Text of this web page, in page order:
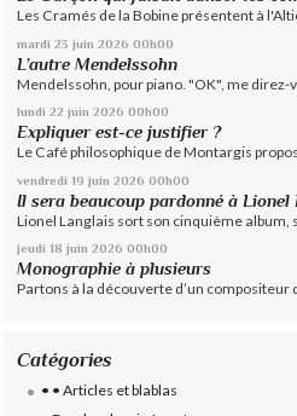
Les Cramés de la Bobine présentent à
mardi 23 juin 2026 00h00
L’autre Mendelssohn
Mendelssohn, pour piano. "OK", me direz-
lundi 22 juin 2026 00h00
Expliquer est-ce justifier ?
Le Café philosophique de Montargis
vendredi 19 juin 2026 00h00
Il sera beaucoup pardonné à Lionel
Lionel Langlais sort son cinquième album,
jeudi 18 juin 2026 00h00
Monographie à plusieurs
Partons à la découverte d’un compositeur
Catégories
• • Articles et blablas